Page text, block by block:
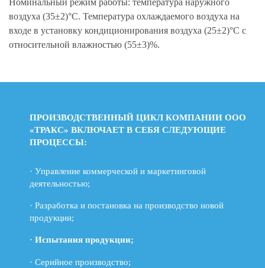
Номинальный режим работы: температура наружного
воздуха (35±2)°С. Температура охлаждаемого воздуха на
входе в установку кондиционирования воздуха (25±2)°С с
относительной влажностью (55±3)%.
ПРОИЗВОДСТВЕННЫЙ ЦИКЛ КОМПАНИИ ООО
«ТРАКС» ВКЛЮЧАЕТ В СЕБЯ СЛЕДУЮЩИЕ
ПРОЦЕССЫ:
· Управление коммерческой и маркетинговой
деятельностью;
· Разработка и постановка на производство новой
продукции;
· Испытания продукции;
· Серийное производство;